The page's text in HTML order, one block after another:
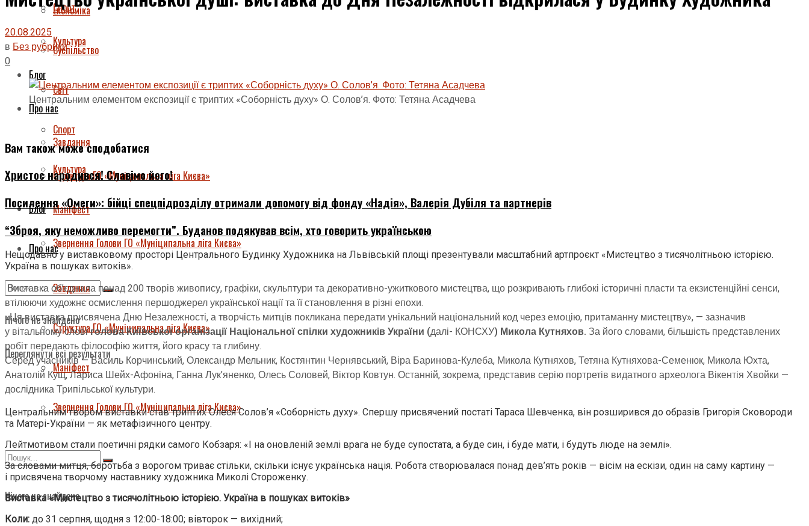
Спорт
Культура
Блог
Про нас
Завдання
Структура ГО «Муніципальна ліга Києва»
Маніфест
Звернення Голови ГО «Муніципальна ліга Києва»
Нічого не знайдено
Переглянути всі результати
Економіка
Суспільство
Світ
Спорт
Культура
Блог
Про нас
Завдання
Структура ГО «Муніципальна ліга Києва»
Маніфест
Звернення Голови ГО «Муніципальна ліга Києва»
Нічого не знайдено
20.08.2025
в Без рубрики
0
Центральним елементом експозиції є триптих «Соборність духу» О. Солов’я. Фото: Тетяна Асадчева
Вам також може сподобатися
Христос народився! Славімо його!
Посилення «Омеги»: бійці спецпідрозділу отримали допомогу від фонду «Надія», Валерія Дубіля та партнерів
“Зброя, яку неможливо перемогти”. Буданов подякував всім, хто говорить українською
Нещодавно у виставковому просторі Центрального Будинку Художника на Львівській площі презентували масштабний артпроєкт «Мистецтво з тисячолітньою історією.
Україна в пошуках витоків».
Виставка об’єднала понад 200 творів живопису, графіки, скульптури та декоративно-ужиткового мистецтва, що розкривають глибокі історичні пласти та екзистенційні сенси,
втілюючи художнє осмислення першоджерел української нації та її становлення в різні епохи.
«Ця виставка присвячена Дню Незалежності, а творчість митців покликана передати унікальний національний код через емоцію, притаманну мистецтву», — зазначив
у вітальному словіголова Київської організації Національної спілки художників України (далі- КОНСХУ) Микола Кутняхов. За його словами, більшість представлених
робіт передають філософію життя, його красу та глибину.
Серед учасників — Василь Корчинський, Олександр Мельник, Костянтин Чернявський, Віра Баринова-Кулеба, Микола Кутняхов, Тетяна Кутняхова-Семенюк, Микола Юхта,
Анатолій Кущ, Лариса Шейх-Афоніна, Ганна Лук’яненко, Олесь Соловей, Віктор Ковтун. Останній, зокрема, представив серію портретів видатного археолога Вікентія Хвойки —
дослідника Трипільської культури.
Центральним твором виставки став триптих Олеся Солов’я «Соборність духу». Спершу присвячений постаті Тараса Шевченка, він розширився до образів Григорія Сковороди
та Матері-України — як метафізичного центру.
Лейтмотивом стали поетичні рядки самого Кобзаря: «І на оновленій землі врага не буде супостата, а буде син, і буде мати, і будуть люде на землі».
За словами митця, боротьба з ворогом триває стільки, скільки існує українська нація. Робота створювалася понад дев’ять років — вісім на ескізи, один на саму картину —
і присвячена творчому наставнику художника Миколі Стороженку.
Виставка «Мистецтво з тисячолітньою історією. Україна в пошуках витоків»
Коли: до 31 серпня, щодня з 12:00-18:00; вівторок — вихідний;